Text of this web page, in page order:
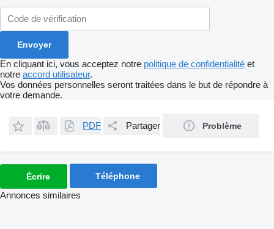
En cliquant ici, vous acceptez notre politique de confidentialité et
notre accord utilisateur.
Vos données personnelles seront traitées dans le but de répondre à
votre demande.
PDF Partager Problème
Écrire Téléphone
Annonces similaires